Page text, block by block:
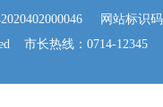
网站标识码
市长热线：0714-12345